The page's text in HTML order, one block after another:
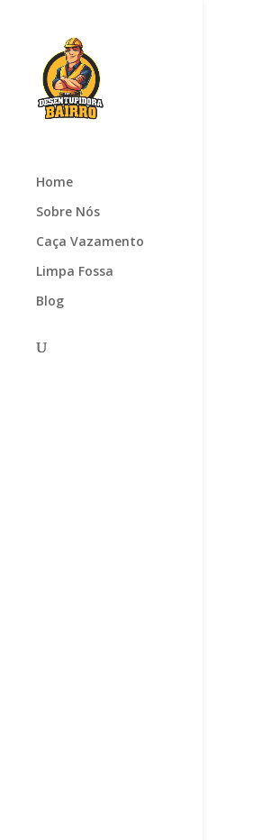
Home
Sobre Nós
Caça Vazamento
Limpa Fossa
Blog